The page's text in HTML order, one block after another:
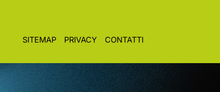
SITEMAP PRIVACY CONTATTI